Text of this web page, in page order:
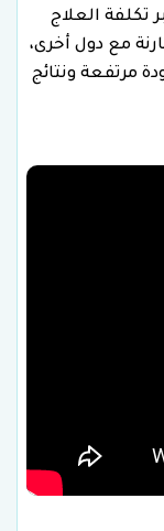
تكلفة العلاج
مع دول أخرى،
مرتفعة ونتائج